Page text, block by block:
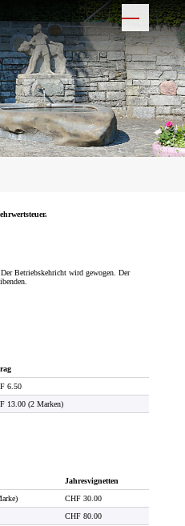
Hauptnavigation
Betriebskehricht wird gewogen. Der
6.50
13.00 (2 Marken)
Jahresvignetten
CHF 30.00
CHF 80.00